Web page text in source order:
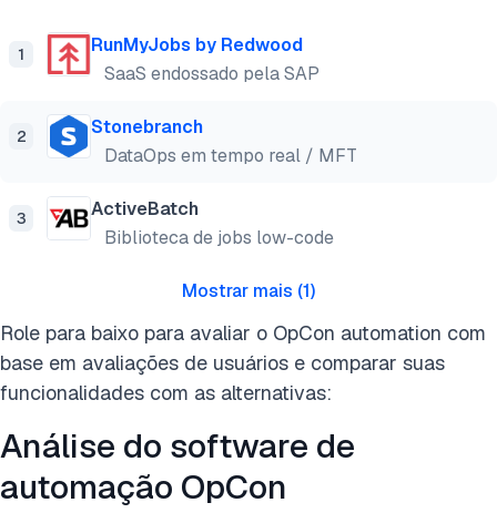
1
RunMyJobs by Redwood
SaaS endossado pela SAP
2
Stonebranch
DataOps em tempo real / MFT
3
ActiveBatch
Biblioteca de jobs low-code
Mostrar mais (1)
Role para baixo para avaliar o OpCon automation com
base em avaliações de usuários e comparar suas
funcionalidades com as alternativas:
Análise do software de
automação OpCon